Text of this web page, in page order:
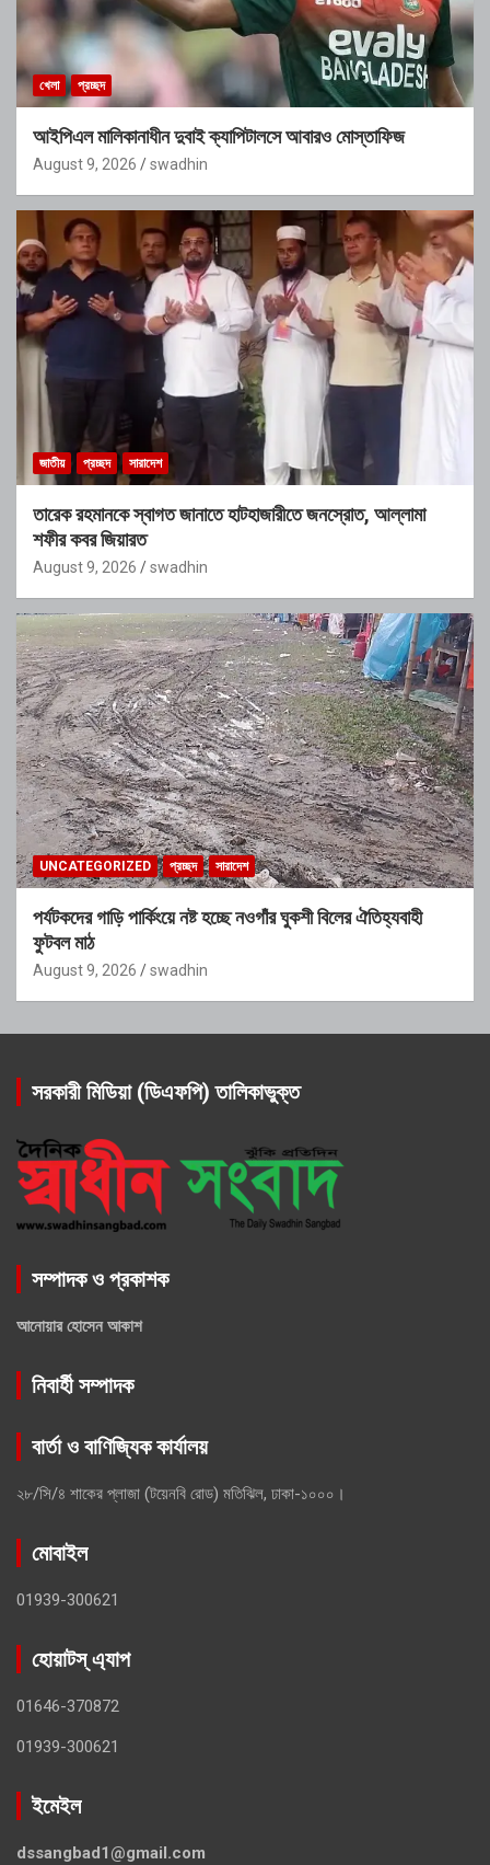
খেলা প্রচ্ছদ
আইপিএল মালিকানাধীন দুবাই ক্যাপিটালসে আবারও মোস্তাফিজ
August 9, 2026 swadhin
জাতীয় প্রচ্ছদ সারাদেশ
তারেক রহমানকে স্বাগত জানাতে হাটহাজারীতে জনস্রোত, আল্লামা
শফীর কবর জিয়ারত
August 9, 2026 swadhin
UNCATEGORIZED প্রচ্ছদ সারাদেশ
পর্যটকদের গাড়ি পার্কিংয়ে নষ্ট হচ্ছে নওগাঁর ঘুকশী বিলের ঐতিহ্যবাহী
ফুটবল মাঠ
August 9, 2026 swadhin
সরকারী মিডিয়া (ডিএফপি) তালিকাভুক্ত
সম্পাদক ও প্রকাশক
আনোয়ার হোসেন আকাশ
নিবার্হী সম্পাদক
বার্তা ও বাণিজ্যিক কার্যালয়
২৮/সি/৪ শাকের প্লাজা (টয়েনবি রোড) মতিঝিল, ঢাকা-১০০০।
মোবাইল
01939-300621
হোয়াটস্ এ্যাপ
01646-370872
01939-300621
ইমেইল
dssangbad1@gmail.com